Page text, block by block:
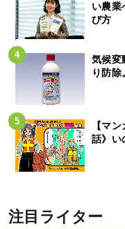
い農業
び方
気候変
り防除
【マ
話》い
注目ライター